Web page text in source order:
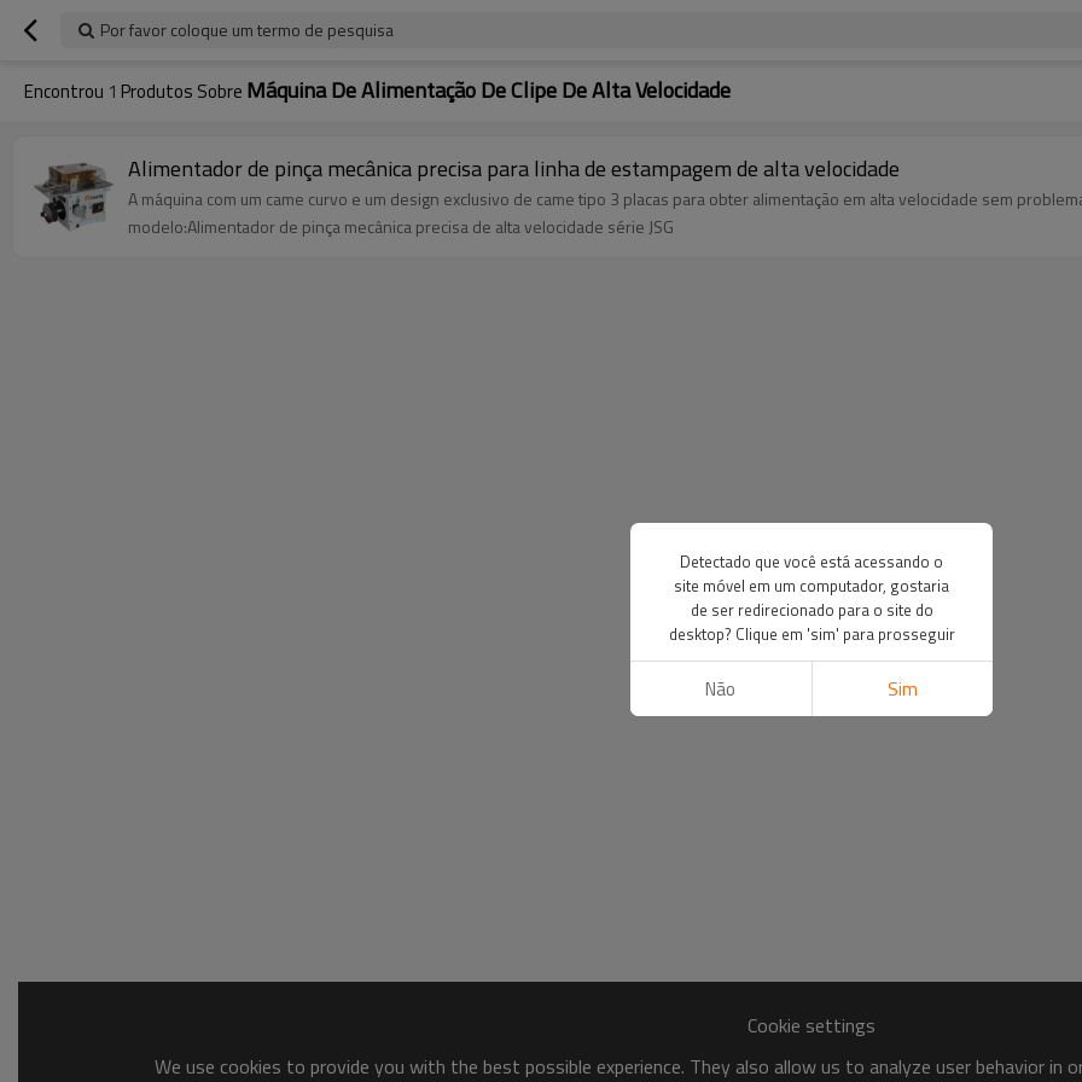
Por favor coloque um termo de pesquisa
Encontrou 1 Produtos Sobre Máquina De Alimentação De Clipe De Alta Velocidade
Alimentador de pinça mecânica precisa para linha de estampagem de alta velocidade
A máquina com um came curvo e um design exclusivo de came tipo 3 placas para obter alimentação em alta velocidade sem
modelo:Alimentador de pinça mecânica precisa de alta velocidade série JSG
Cookie settings
We use cookies to provide you with the best possible experience. They also allow us to analyze user behavior
Detectado que você está acessando o
site móvel em um computador, gostaria
de ser redirecionado para o site do
desktop? Clique em 'sim' para prosseguir
Não Sim